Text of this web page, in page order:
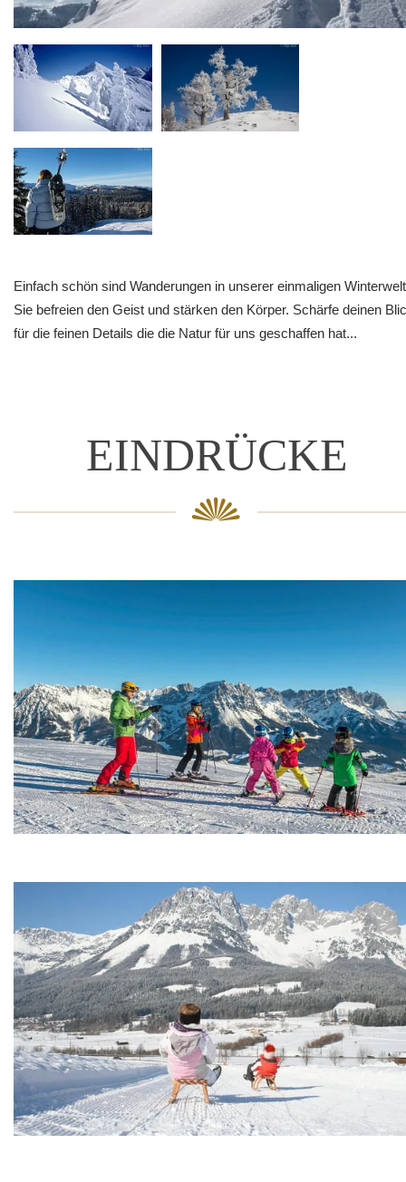
Einfach schön sind Wanderungen in unserer einmaligen
Sie befreien den Geist und stärken den Körper. Schärfe deinen
für die feinen Details die die Natur für uns geschaffen hat...
EINDRÜCKE